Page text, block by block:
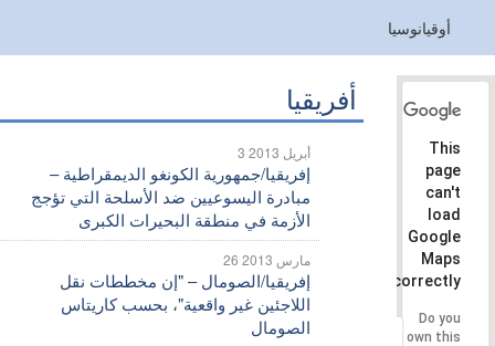
أوقيانوسيا
أفريقيا
3 أبريل 2013
إفريقيا/جمهورية الكونغو الديمقراطية –
مبادرة اليسوعيين ضد الأسلحة التي تؤجج
الأزمة في منطقة البحيرات الكبرى
26 مارس 2013
إفريقيا/الصومال – "إن مخططات نقل
اللاجئين غير واقعية"، بحسب كاريتاس
الصومال
This
page
can't
load
Google
Maps
correctly.
Do you
own this